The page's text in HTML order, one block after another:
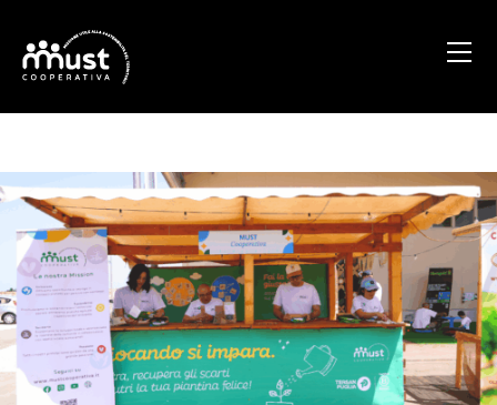
Chi Siamo
Blog
Progetti
Contatti